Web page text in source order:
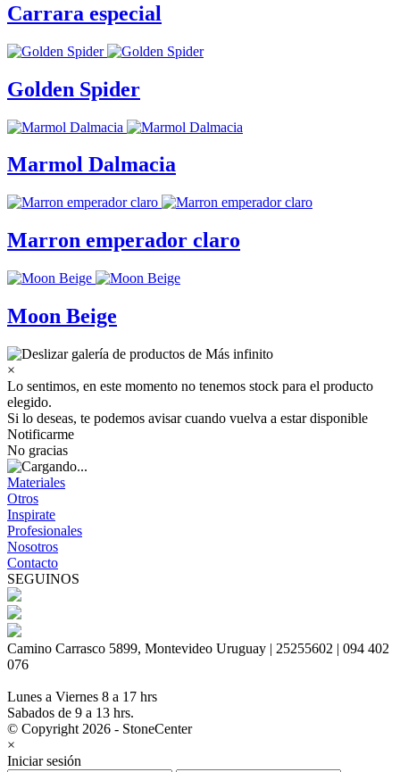
Carrara especial
Golden Spider
Marmol Dalmacia
Marron emperador claro
Moon Beige
×
Lo sentimos, en este momento no tenemos stock para el producto
elegido.
Si lo deseas, te podemos avisar cuando vuelva a estar disponible
Notificarme
No gracias
Materiales
Otros
Inspirate
Profesionales
Nosotros
Contacto
SEGUINOS
Camino Carrasco 5899, Montevideo Uruguay | 25255602 | 094 402
076
Lunes a Viernes 8 a 17 hrs
Sabados de 9 a 13 hrs.
© Copyright 2026 - StoneCenter
×
Iniciar sesión